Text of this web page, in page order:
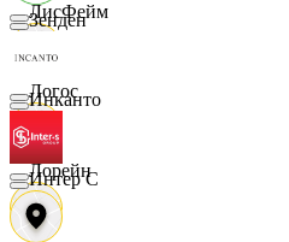
ЛисФейм
Логос
Лорейн
Зенден
Инканто
Интер С